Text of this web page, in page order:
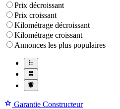
Prix décroissant
Prix croissant
Kilométrage décroissant
Kilométrage croissant
Annonces les plus populaires
Garantie Constructeur